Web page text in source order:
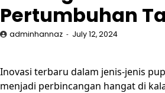
Pertumbuhan
adminhannaz July 12, 2024
Inovasi terbaru dalam jenis-jenis
menjadi perbincangan hangat di